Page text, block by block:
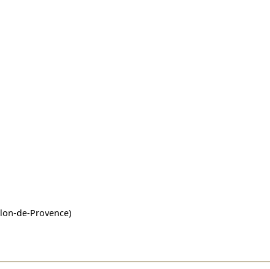
de-Provence)